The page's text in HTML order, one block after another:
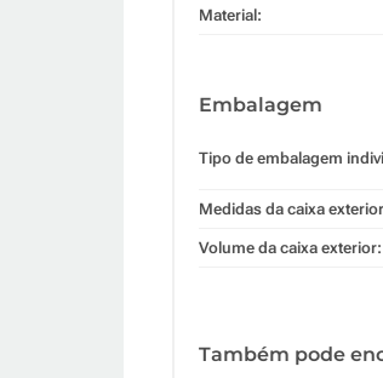
Material:
Embalagem
Tipo de embalagem
Medidas da caixa
Volume da caixa exterior:
Também pode